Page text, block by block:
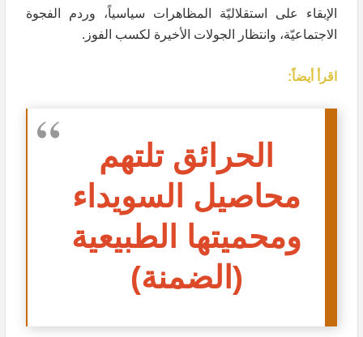
الإبقاء على استقلاليّة المظاهرات سياسياً، وردم الفجوة
الاجتماعيّة، وانتظار الجولات الأخيرة لكسب الفوز.
اقرأ أيضاً:
الحرائق تلتهم
محاصيل السويداء
ومحميتها الطبيعية
(الضمنة)